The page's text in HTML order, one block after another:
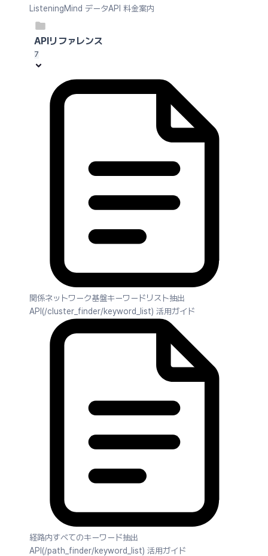
ListeningMind データAPI 料金案内
APIリファレンス
7
関係ネットワーク基盤キーワードリスト抽出
API(/cluster_finder/keyword_list) 活用ガイド
経路内すべてのキーワード抽出
API(/path_finder/keyword_list) 活用ガイド